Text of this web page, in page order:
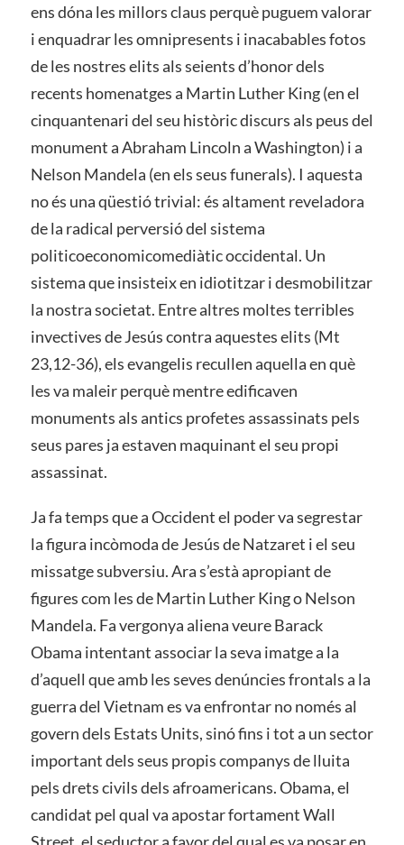
ens dóna les millors claus perquè puguem valorar
i enquadrar les omnipresents i inacabables fotos
de les nostres elits als seients d’honor dels
recents homenatges a Martin Luther King (en el
cinquantenari del seu històric discurs als peus del
monument a Abraham Lincoln a Washington) i a
Nelson Mandela (en els seus funerals). I aquesta
no és una qüestió trivial: és altament reveladora
de la radical perversió del sistema
politicoeconomicomediàtic occidental. Un
sistema que insisteix en idiotitzar i desmobilitzar
la nostra societat. Entre altres moltes terribles
invectives de Jesús contra aquestes elits (Mt
23,12-36), els evangelis recullen aquella en què
les va maleir perquè mentre edificaven
monuments als antics profetes assassinats pels
seus pares ja estaven maquinant el seu propi
assassinat.
Ja fa temps que a Occident el poder va segrestar
la figura incòmoda de Jesús de Natzaret i el seu
missatge subversiu. Ara s’està apropiant de
figures com les de Martin Luther King o Nelson
Mandela. Fa vergonya aliena veure Barack
Obama intentant associar la seva imatge a la
d’aquell que amb les seves denúncies frontals a la
guerra del Vietnam es va enfrontar no només al
govern dels Estats Units, sinó fins i tot a un sector
important dels seus propis companys de lluita
pels drets civils dels afroamericans. Obama, el
candidat pel qual va apostar fortament Wall
Street, el seductor a favor del qual es va posar en